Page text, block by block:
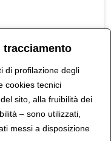
tracciamento
di profilazione degli
cookies tecnici
sito, alla fruibilità dei
– sono utilizzati,
messi a disposizione
0
– Buoni
residenti nel